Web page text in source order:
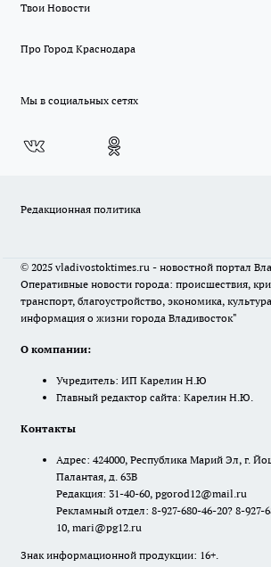
Твои Новости
Про Город Краснодара
Мы в социальных сетях
Редакционная политика
© 2025 vladivostoktimes.ru - новостной портал
Оперативные новости города: происшествия,
транспорт, благоустройство, экономика,
информация о жизни города Владивосток"
О компании:
Учредитель: ИП Карелин Н.Ю
Главный редактор сайта: Карелин Н.Ю.
Контакты
Адрес: 424000, Республика Марий Эл, г.
Палантая, д. 63В
Редакция: 31-40-60, pgorod12@mail.ru
Рекламный отдел: 8-927-680-46-20? 8-927-
10, mari@pg12.ru
Знак информационной продукции: 16+.